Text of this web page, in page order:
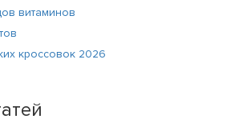
витаминов
кроссовок 2026